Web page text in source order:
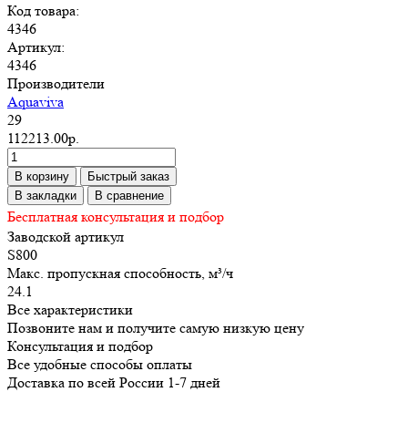
Код товара:
4346
Артикул:
4346
Производители
Aquaviva
29
112213.00р.
В корзину
Быстрый заказ
В закладки
В сравнение
Бесплатная консультация и подбор
Заводской артикул
S800
Макс. пропускная способность, м³/ч
24.1
Все характеристики
Позвоните нам и получите самую низкую цену
Консультация и подбор
Все удобные способы оплаты
Доставка по всей России 1-7 дней